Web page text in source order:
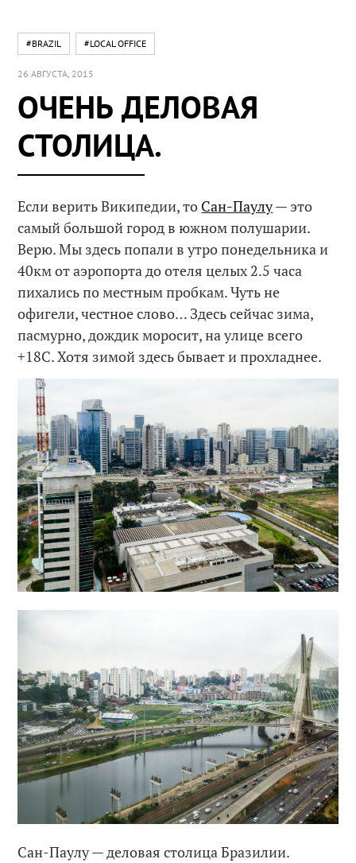
#BRAZIL #LOCAL OFFICE
26 АВГУСТА, 2015
ОЧЕНЬ ДЕЛОВАЯ
СТОЛИЦА.
Если верить Википедии, то Сан-Паулу— это
самый большой город в южном полушарии.
Верю. Мы здесь попали в утро понедельника и
40км от аэропорта до отеля целых 2.5 часа
пихались по местным пробкам. Чуть не
офигели, честное слово… Здесь сейчас зима,
пасмурно, дождик моросит, на улице всего
+18С. Хотя зимой здесь бывает и прохладнее.
Сан-Паулу — деловая столица Бразилии.